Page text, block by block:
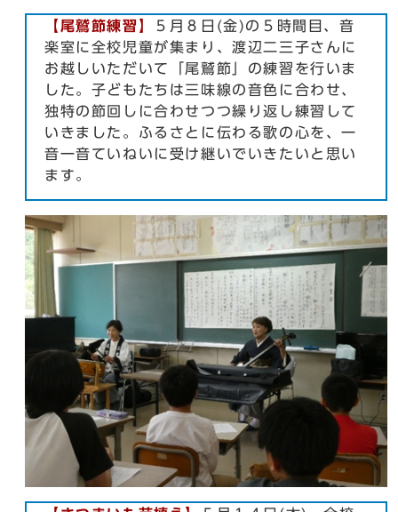
【尾鷲節練習】
５月８日(金)の５時間目、音
楽室に全校児童が集まり、渡辺二三子さんに
お越しいただいて「尾鷲節」の練習を行いま
した。子どもたちは三味線の音色に合わせ、
独特の節回しに合わせつつ繰り返し練習して
いきました。ふるさとに伝わる歌の心を、一
音一音ていねいに受け継いでいきたいと思い
ます。